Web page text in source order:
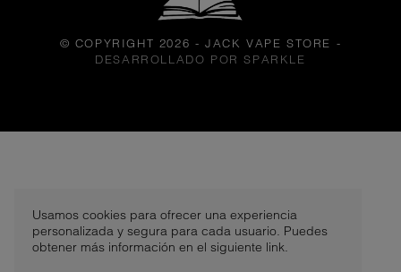
Usamos cookies para ofrecer una experiencia
personalizada y segura para cada usuario. Puedes
obtener más información en el siguiente link.
50 MG
© COPYRIGHT 2026 - JACK VAPE STORE -
DESARROLLADO POR SPARKLE